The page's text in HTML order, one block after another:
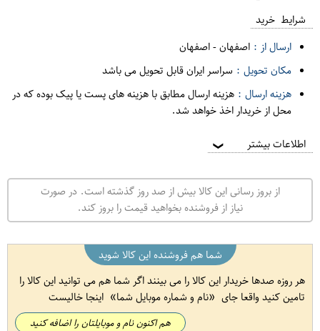
شرایط خرید
ارسال از : اصفهان-اصفهان
مکان تحویل : سراسر ایران قابل تحویل می باشد
هزینه ارسال : هزینه ارسال مطابق با هزینه های پست یا پیک بوده که در
محل از خریدار اخذ خواهد شد.
اطلاعات بیشتر ❯
از بروز رسانی این کالا بیش از صد روز گذشته است. در صورت
نیاز از فروشنده بخواهید قیمت را بروز کند.
شما هم فروشنده این کالا شوید
هر روزه صدها خریدار این کالا را می بینند اگر شما هم می توانید این کالا را
تامین کنید واقعا جای
نام و شماره موبایل شما اینجا خالیست
هم اکنون نام و موبایلتان را اضافه کنید